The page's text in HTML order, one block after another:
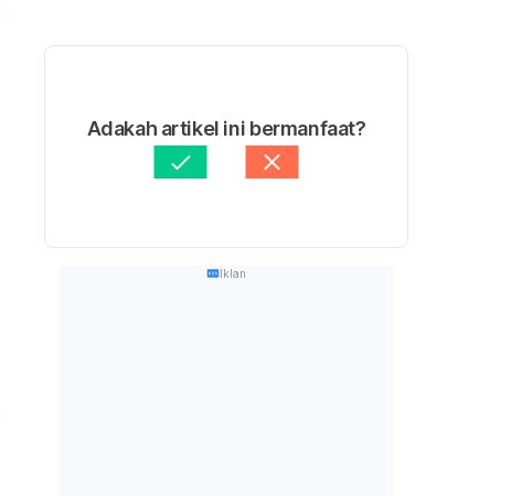
Adakah artikel ini bermanfaat?
Iklan